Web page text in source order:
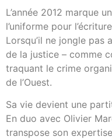
L’année 2012 marque
l’uniforme pour
Lorsqu’il ne jongle pas
de la justice – comme
traquant le crime
de l’Ouest.
Sa vie devient une
En duo avec Olivier
transpose son